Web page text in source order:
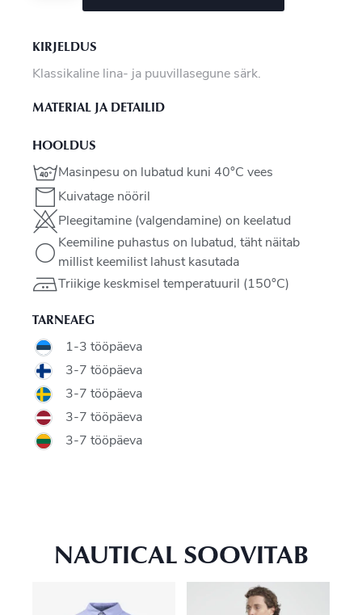
KIRJELDUS
Klassikaline lina- ja puuvillasegune särk.
MATERIAL JA DETAILID
HOOLDUS
Masinpesu on lubatud kuni 40°C vees
Kuivatage nööril
Pleegitamine (valgendamine) on keelatud
Keemiline puhastus on lubatud, täht näitab
millist keemilist lahust kasutada
Triikige keskmisel temperatuuril (150°C)
TARNEAEG
1-3 tööpäeva
3-7 tööpäeva
3-7 tööpäeva
3-7 tööpäeva
3-7 tööpäeva
NAUTICAL SOOVITAB